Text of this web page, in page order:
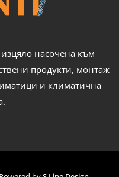
насочена към
продукти, монтаж
и климатична